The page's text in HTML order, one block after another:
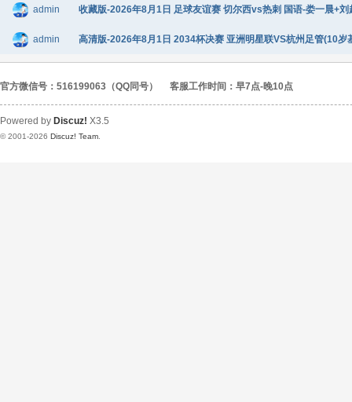
admin 收藏版-2026年8月1日 足球友谊赛 切尔西vs热刺 国语-娄一晨+
admin 高清版-2026年8月1日 2034杯决赛 亚洲明星联VS杭州足管(10
官方微信号：516199063（QQ同号） 客服工作时间：早7点-晚10点
Powered by Discuz! X3.5
© 2001-2026 Discuz! Team